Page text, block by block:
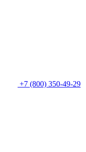
+7 (800) 350-49-29